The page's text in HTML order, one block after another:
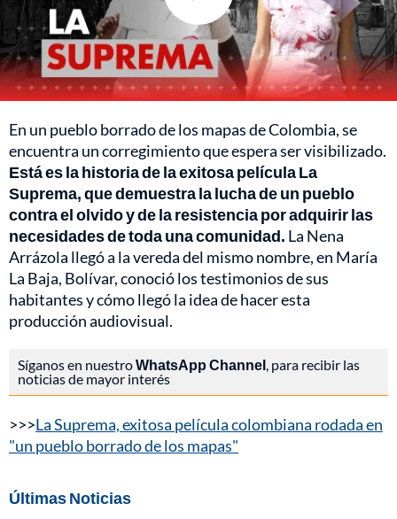
En un pueblo borrado de los mapas de Colombia, se
encuentra un corregimiento que espera ser visibilizado.
Está es la historia de la exitosa película La
Suprema, que demuestra la lucha de un pueblo
contra el olvido y de la resistencia por adquirir las
necesidades de toda una comunidad. La Nena
Arrázola llegó a la vereda del mismo nombre, en María
La Baja, Bolívar, conoció los testimonios de sus
habitantes y cómo llegó la idea de hacer esta
producción audiovisual.
Síganos en nuestroWhatsApp Channel, para recibir las
noticias de mayor interés
>>>La Suprema, exitosa película colombiana rodada en
"un pueblo borrado de los mapas"
Últimas Noticias